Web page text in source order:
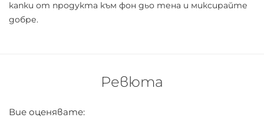
капки от продукта към фон дьо тена и миксирайте
добре.
Ревюта
Вие оценявате: